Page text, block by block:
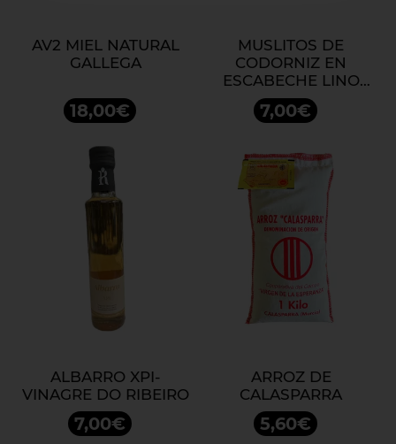
AV2 MIEL NATURAL
GALLEGA
18,00€
MUSLITOS DE
CODORNIZ EN
ESCABECHE LINO
MORENO
7,00€
ALBARRO XPI-
VINAGRE DO RIBEIRO
7,00€
ARROZ DE
CALASPARRA
5,60€